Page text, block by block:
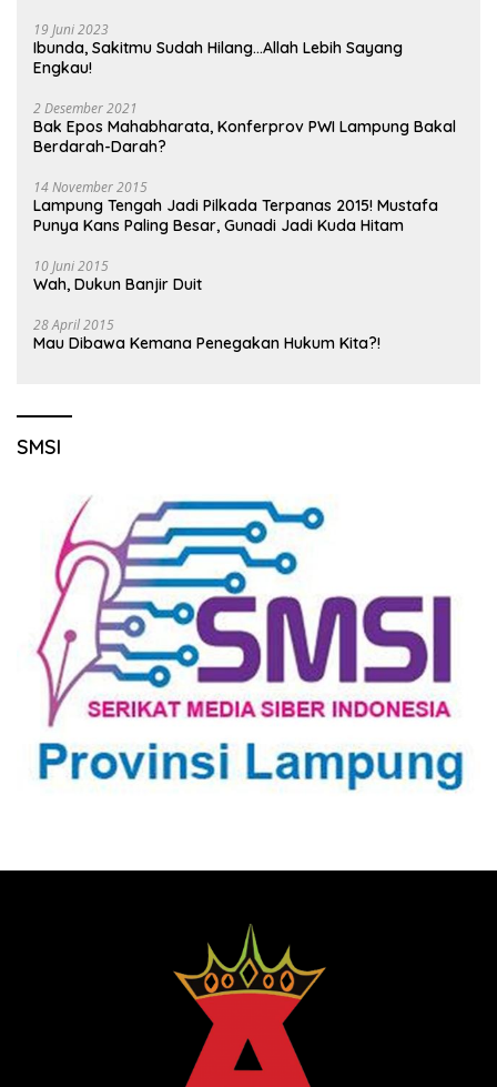
19 Juni 2023
Ibunda, Sakitmu Sudah Hilang…Allah Lebih Sayang
Engkau!
2 Desember 2021
Bak Epos Mahabharata, Konferprov PWI Lampung Bakal
Berdarah-Darah?
14 November 2015
Lampung Tengah Jadi Pilkada Terpanas 2015! Mustafa
Punya Kans Paling Besar, Gunadi Jadi Kuda Hitam
10 Juni 2015
Wah, Dukun Banjir Duit
28 April 2015
Mau Dibawa Kemana Penegakan Hukum Kita?!
SMSI